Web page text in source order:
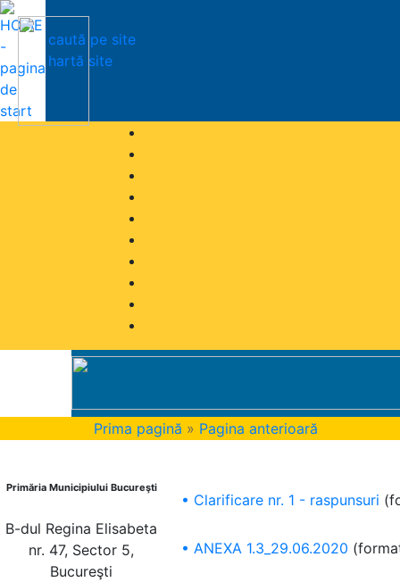
caută pe site
hartă site
Prima pagină » Pagina anterioară
Primăria Municipiului Bucureşti
B-dul Regina Elisabeta
nr. 47, Sector 5,
Bucureşti
• Clarificare nr. 1 - raspunsuri
• ANEXA 1.3_29.06.2020